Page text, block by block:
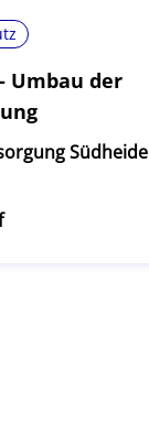
Umbau der
Südheide